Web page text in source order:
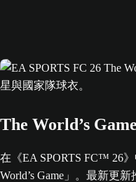
The World’s Game
在《EA SPORTS FC™ 26
World’s Game」。最新更